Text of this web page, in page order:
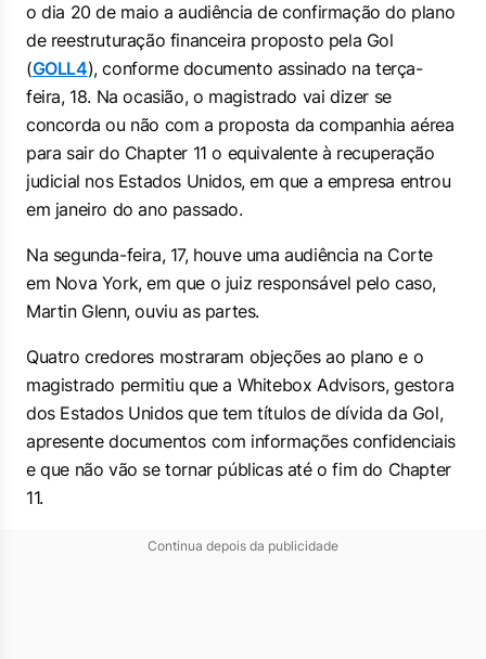
o dia 20 de maio a audiência de confirmação do plano
de reestruturação financeira proposto pela Gol
(GOLL4), conforme documento assinado na terça-
feira, 18. Na ocasião, o magistrado vai dizer se
concorda ou não com a proposta da companhia aérea
para sair do Chapter 11 o equivalente à recuperação
judicial nos Estados Unidos, em que a empresa entrou
em janeiro do ano passado.
Na segunda-feira, 17, houve uma audiência na Corte
em Nova York, em que o juiz responsável pelo caso,
Martin Glenn, ouviu as partes.
Quatro credores mostraram objeções ao plano e o
magistrado permitiu que a Whitebox Advisors, gestora
dos Estados Unidos que tem títulos de dívida da Gol,
apresente documentos com informações confidenciais
e que não vão se tornar públicas até o fim do Chapter
11.
Continua depois da publicidade